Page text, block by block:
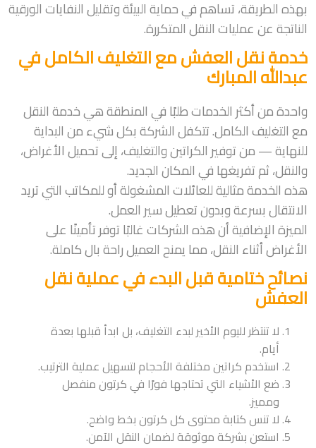
بهذه الطريقة، تساهم في حماية البيئة وتقليل النفايات الورقية
الناتجة عن عمليات النقل المتكررة.
خدمة نقل العفش مع التغليف الكامل في
عبدالله المبارك
واحدة من أكثر الخدمات طلبًا في المنطقة هي خدمة النقل
مع التغليف الكامل. تتكفل الشركة بكل شيء من البداية
للنهاية — من توفير الكراتين والتغليف، إلى تحميل الأغراض،
والنقل، ثم تفريغها في المكان الجديد.
هذه الخدمة مثالية للعائلات المشغولة أو للمكاتب التي تريد
الانتقال بسرعة وبدون تعطيل سير العمل.
الميزة الإضافية أن هذه الشركات غالبًا توفر تأمينًا على
الأغراض أثناء النقل، مما يمنح العميل راحة بال كاملة.
نصائح ختامية قبل البدء في عملية نقل
العفش
لا تنتظر لليوم الأخير لبدء التغليف، بل ابدأ قبلها بعدة
أيام.
استخدم كراتين مختلفة الأحجام لتسهيل عملية الترتيب.
ضع الأشياء التي تحتاجها فورًا في كرتون منفصل
ومميز.
لا تنس كتابة محتوى كل كرتون بخط واضح.
استعن بشركة موثوقة لضمان النقل الآمن.